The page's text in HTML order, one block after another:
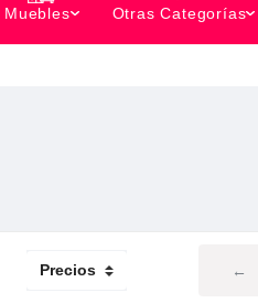
Muebles Otras Categorías
←